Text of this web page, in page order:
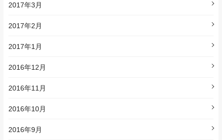
2017年3月
2017年2月
2017年1月
2016年12月
2016年11月
2016年10月
2016年9月